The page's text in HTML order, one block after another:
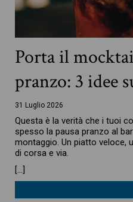
Porta il
pranzo: 3 idee
31 Luglio 2026
Questa è la verità che i tuoi
spesso la pausa pranzo al
montaggio. Un piatto veloce,
di corsa e via.
[…]